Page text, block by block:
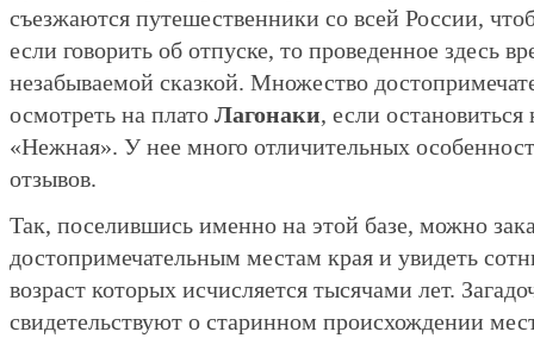
съезжаются путешественники со всей России,
если говорить об отпуске, то проведенное здесь
незабываемой сказкой. Множество
осмотреть на плато Лагонаки, если остановиться
«Нежная». У нее много отличительных
отзывов.
Так, поселившись именно на этой базе, можно
достопримечательным местам края и увидеть
возраст которых исчисляется тысячами лет.
свидетельствуют о старинном происхождении